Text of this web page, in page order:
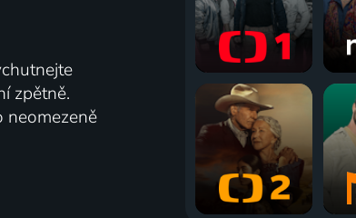
zpětně.
neomezeně